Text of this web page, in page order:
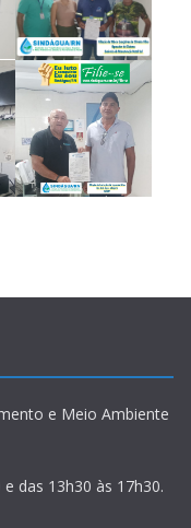
e Meio Ambiente
das 13h30 às 17h30.